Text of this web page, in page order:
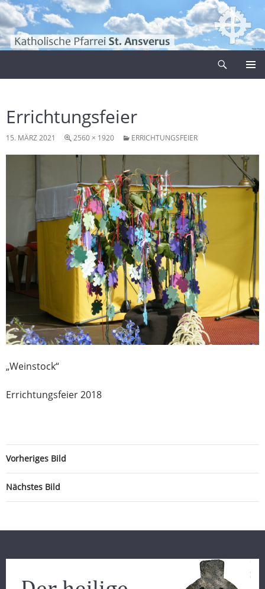
Zum
Inhalt
springen
Errichtungsfeier
15. MÄRZ 2021 2560 × 1920 ERRICHTUNGSFEIER
„Weinstock“
Errichtungsfeier 2018
Vorheriges Bild
Nächstes Bild